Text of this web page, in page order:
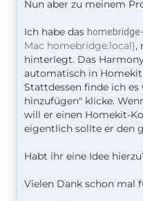
Nun aber zu meinem
Ich habe das
Mac homebridge.local),
hinterlegt. Das
automatisch in
Stattdessen finde ich
hinzufügen" klicke.
will er einen Homekit-
eigentlich sollte er den
Habt ihr eine Idee
Vielen Dank schon mal